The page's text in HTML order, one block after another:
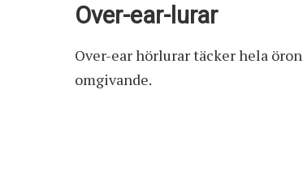
Over-ear-lurar
Over-ear hörlurar täcker hela
omgivande.